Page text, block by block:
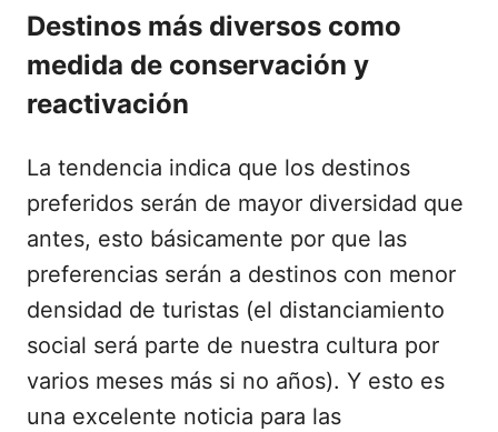
Destinos más diversos como
medida de conservación y
reactivación
La tendencia indica que los destinos
preferidos serán de mayor diversidad que
antes, esto básicamente por que las
preferencias serán a destinos con menor
densidad de turistas (el distanciamiento
social será parte de nuestra cultura por
varios meses más si no años). Y esto es
una excelente noticia para las